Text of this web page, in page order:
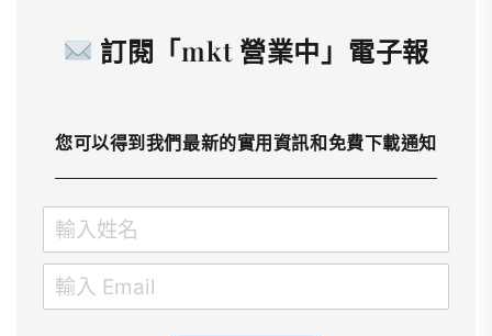
訂閱「mkt 營業中」電子報
您可以得到我們最新的實用資訊和免費下載通知